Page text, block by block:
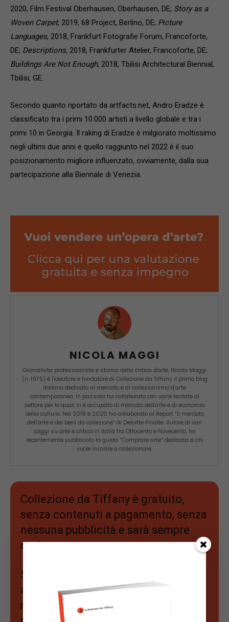
2020, Film Festival Oberhausen, Oberhausen, DE; Story as a
Woven Carpet, 2019, 68 Project, Berlino, DE; Picture
Languages, 2018, Frankfurt Fotografie Forum, Francoforte,
DE; Descriptions, 2018, Frankfurter Atelier, Francoforte, DE;
Buildings Are Not Enough, 2018, Tbilisi Architectural Biennial,
Tbilisi, GE.
Secondo quanto riportato da artfacts.net, Andro Eradze è
classificato tra i primi 10.000 artisti a livello globale e tra i
primi 10 in Georgia. Il raking di Eradze è milgiorato moltissimo
negli ultimi due anni e quello raggiunto nel 2022 è il suo
posizionamento migliore influenzato, ovviamente, dalla sua
partecipazione alla Biennale di Venezia.
NICOLA MAGGI
Giornalista professionista e storico della critica d'arte, Nicola Maggi
(n. 1975) è l'ideatore e fondatore di Collezione da Tiffany il primo blog
italiano dedicato al mercato e al collezionismo d’arte
contemporanea. In passato ha collaborato con varie testate di
settore per le quali si è occupato di mercato dell'arte e di economia
della cultura. Nel 2019 e 2020 ha collaborato al Report “Il mercato
dell’arte e dei beni da collezione” di Deloitte Private. Autore di vari
saggi su arte e critica in Italia tra Ottocento e Novecento, ha
recentemente pubblicato la guida “Comprare arte” dedicata a chi
vuole iniziare a collezionare.
Collezione da Tiffany è gratuito,
senza contenuti a pagamento, senza
nessuna pubblicità e sarà sempre
così.
Se apprezzi il nostro lavoro e vuoi
approfondire ancora di più il
mercato dell'arte,